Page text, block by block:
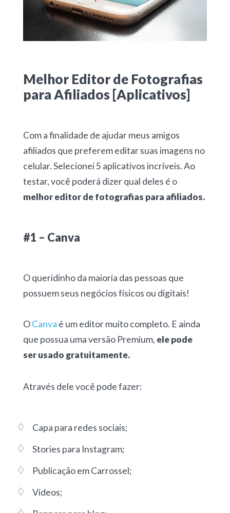
Melhor Editor de Fotografias
para Afiliados [Aplicativos]
Com a finalidade de ajudar meus amigos
afiliados que preferem editar suas imagens no
celular. Selecionei 5 aplicativos incríveis. Ao
testar, você poderá dizer qual deles é o
melhor editor de fotografias para afiliados.
#1 – Canva
O queridinho da maioria das pessoas que
possuem seus negócios físicos ou digitais!
OCanva é um editor muito completo. E ainda
que possua uma versão Premium, ele pode
ser usado gratuitamente.
Através dele você pode fazer:
Capa para redes sociais;
Stories para Instagram;
Publicação em Carrossel;
Vídeos;